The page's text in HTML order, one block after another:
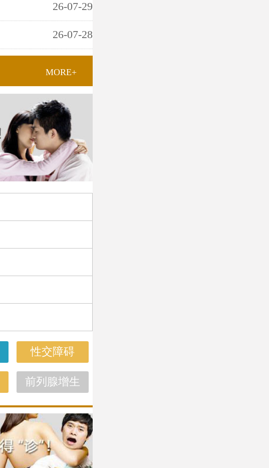
26-07-29
26-07-28
MORE+
性交障碍
前列腺增生